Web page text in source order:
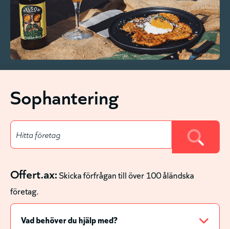
Sophantering
Offert.ax:Skicka förfrågan till över 100 åländska
företag.